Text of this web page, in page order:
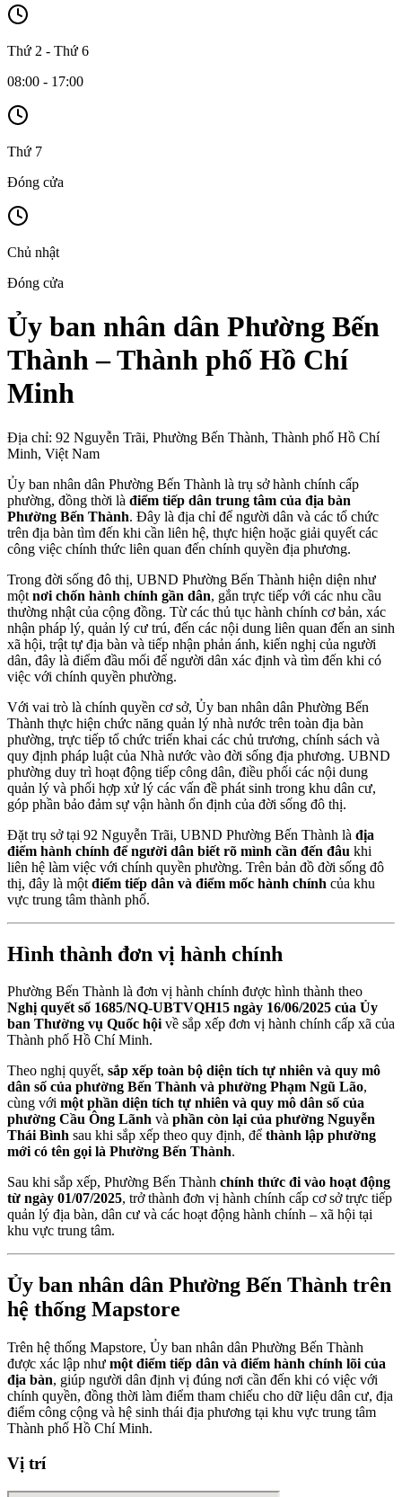
Thứ 2 - Thứ 6
08:00 - 17:00
Thứ 7
Đóng cửa
Chủ nhật
Đóng cửa
Ủy ban nhân dân Phường Bến
Thành – Thành phố Hồ Chí
Minh
Địa chỉ: 92 Nguyễn Trãi, Phường Bến Thành, Thành phố Hồ Chí
Minh, Việt Nam
Ủy ban nhân dân Phường Bến Thành là trụ sở hành chính cấp
phường, đồng thời là điểm tiếp dân trung tâm của địa bàn
Phường Bến Thành. Đây là địa chỉ để người dân và các tổ chức
trên địa bàn tìm đến khi cần liên hệ, thực hiện hoặc giải quyết các
công việc chính thức liên quan đến chính quyền địa phương.
Trong đời sống đô thị, UBND Phường Bến Thành hiện diện như
một nơi chốn hành chính gần dân, gắn trực tiếp với các nhu cầu
thường nhật của cộng đồng. Từ các thủ tục hành chính cơ bản, xác
nhận pháp lý, quản lý cư trú, đến các nội dung liên quan đến an sinh
xã hội, trật tự địa bàn và tiếp nhận phản ánh, kiến nghị của người
dân, đây là điểm đầu mối để người dân xác định và tìm đến khi có
việc với chính quyền phường.
Với vai trò là chính quyền cơ sở, Ủy ban nhân dân Phường Bến
Thành thực hiện chức năng quản lý nhà nước trên toàn địa bàn
phường, trực tiếp tổ chức triển khai các chủ trương, chính sách và
quy định pháp luật của Nhà nước vào đời sống địa phương. UBND
phường duy trì hoạt động tiếp công dân, điều phối các nội dung
quản lý và phối hợp xử lý các vấn đề phát sinh trong khu dân cư,
góp phần bảo đảm sự vận hành ổn định của đời sống đô thị.
Đặt trụ sở tại 92 Nguyễn Trãi, UBND Phường Bến Thành là địa
điểm hành chính để người dân biết rõ mình cần đến đâu khi
liên hệ làm việc với chính quyền phường. Trên bản đồ đời sống đô
thị, đây là một điểm tiếp dân và điểm mốc hành chính của khu
vực trung tâm thành phố.
Hình thành đơn vị hành chính
Phường Bến Thành là đơn vị hành chính được hình thành theo
Nghị quyết số 1685/NQ-UBTVQH15 ngày 16/06/2025 của Ủy
ban Thường vụ Quốc hộivề sắp xếp đơn vị hành chính cấp xã của
Thành phố Hồ Chí Minh.
Theo nghị quyết, sắp xếp toàn bộ diện tích tự nhiên và quy mô
dân số của phường Bến Thành và phường Phạm Ngũ Lão,
cùng với một phần diện tích tự nhiên và quy mô dân số của
phường Cầu Ông Lãnh và phần còn lại của phường Nguyễn
Thái Bình sau khi sắp xếp theo quy định, để thành lập phường
mới có tên gọi là Phường Bến Thành.
Sau khi sắp xếp, Phường Bến Thành chính thức đi vào hoạt động
từ ngày 01/07/2025, trở thành đơn vị hành chính cấp cơ sở trực tiếp
quản lý địa bàn, dân cư và các hoạt động hành chính – xã hội tại
khu vực trung tâm.
Ủy ban nhân dân Phường Bến Thành trên
hệ thống Mapstore
Trên hệ thống Mapstore, Ủy ban nhân dân Phường Bến Thành
được xác lập như một điểm tiếp dân và điểm hành chính lõi của
địa bàn, giúp người dân định vị đúng nơi cần đến khi có việc với
chính quyền, đồng thời làm điểm tham chiếu cho dữ liệu dân cư, địa
điểm công cộng và hệ sinh thái địa phương tại khu vực trung tâm
Thành phố Hồ Chí Minh.
Vị trí